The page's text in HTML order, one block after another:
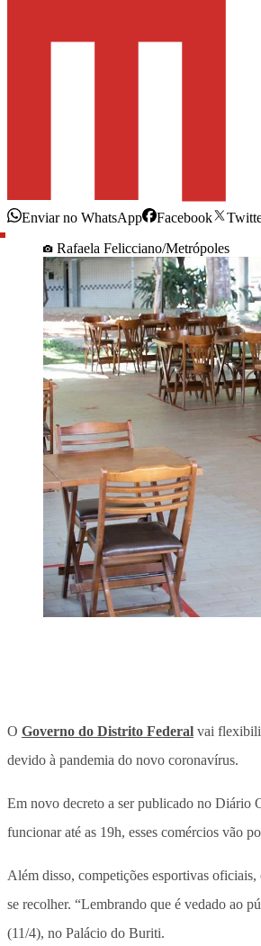
Enviar no WhatsApp Facebook
Rafaela Felicciano/Metrópoles
O Governo do Distrito Federal vai
devido à pandemia do novo coronavírus.
Em novo decreto a ser publicado no Diário
funcionar até as 19h, esses comércios vão
Além disso, competições esportivas
se recolher. “Lembrando que é vedado ao
(11/4), no Palácio do Buriti.